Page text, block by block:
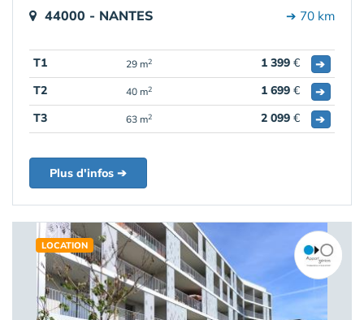
44000 - NANTES ➔ 70 km
T1 29 m2 1 399 €
➔
T2
40 m2 1 699 €
➔
T3
63 m2 2 099 € ➔
Plus d'infos ➔
LOCATION